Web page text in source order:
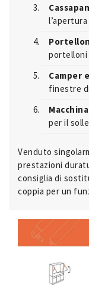
portelloni
Camper
finestre
per il
Venduto
prestazioni
consiglia di
coppia per un